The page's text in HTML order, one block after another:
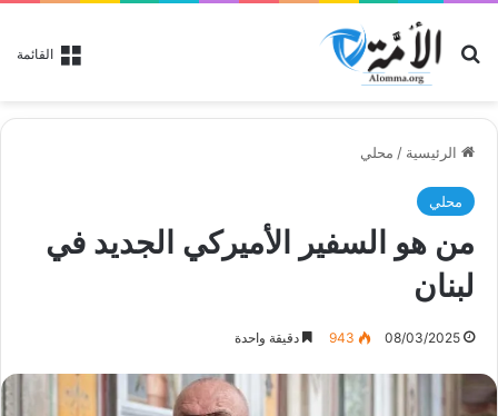
القائمة بحث عن
الرئيسية / محلي
محلي
من هو السفير الأميركي الجديد في
لبنان
08/03/2025
943 دقيقة واحدة